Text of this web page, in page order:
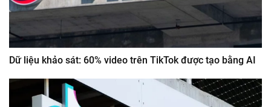
Dữ liệu khảo sát: 60% video trên TikTok được tạo bằng AI